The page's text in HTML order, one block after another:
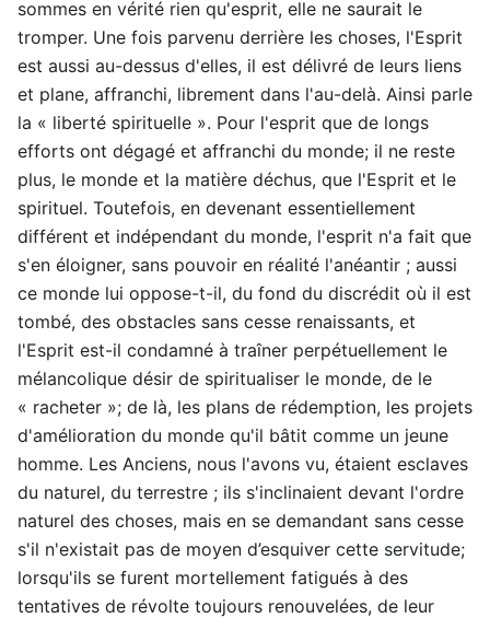
sommes en vérité rien qu'esprit, elle ne saurait le
tromper. Une fois parvenu derrière les choses, l'Esprit
est aussi au-dessus d'elles, il est délivré de leurs liens
et plane, affranchi, librement dans l'au-delà. Ainsi parle
la « liberté spirituelle ». Pour l'esprit que de longs
efforts ont dégagé et affranchi du monde; il ne reste
plus, le monde et la matière déchus, que l'Esprit et le
spirituel. Toutefois, en devenant essentiellement
différent et indépendant du monde, l'esprit n'a fait que
s'en éloigner, sans pouvoir en réalité l'anéantir ; aussi
ce monde lui oppose-t-il, du fond du discrédit où il est
tombé, des obstacles sans cesse renaissants, et
l'Esprit est-il condamné à traîner perpétuellement le
mélancolique désir de spiritualiser le monde, de le
« racheter »; de là, les plans de rédemption, les projets
d'amélioration du monde qu'il bâtit comme un jeune
homme. Les Anciens, nous l'avons vu, étaient esclaves
du naturel, du terrestre ; ils s'inclinaient devant l'ordre
naturel des choses, mais en se demandant sans cesse
s'il n'existait pas de moyen d’esquiver cette servitude;
lorsqu'ils se furent mortellement fatigués à des
tentatives de révolte toujours renouvelées, de leur